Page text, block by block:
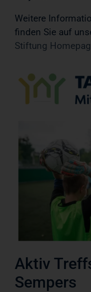
Weitere
finden Sie auf
Stiftung
Aktiv
Sempers